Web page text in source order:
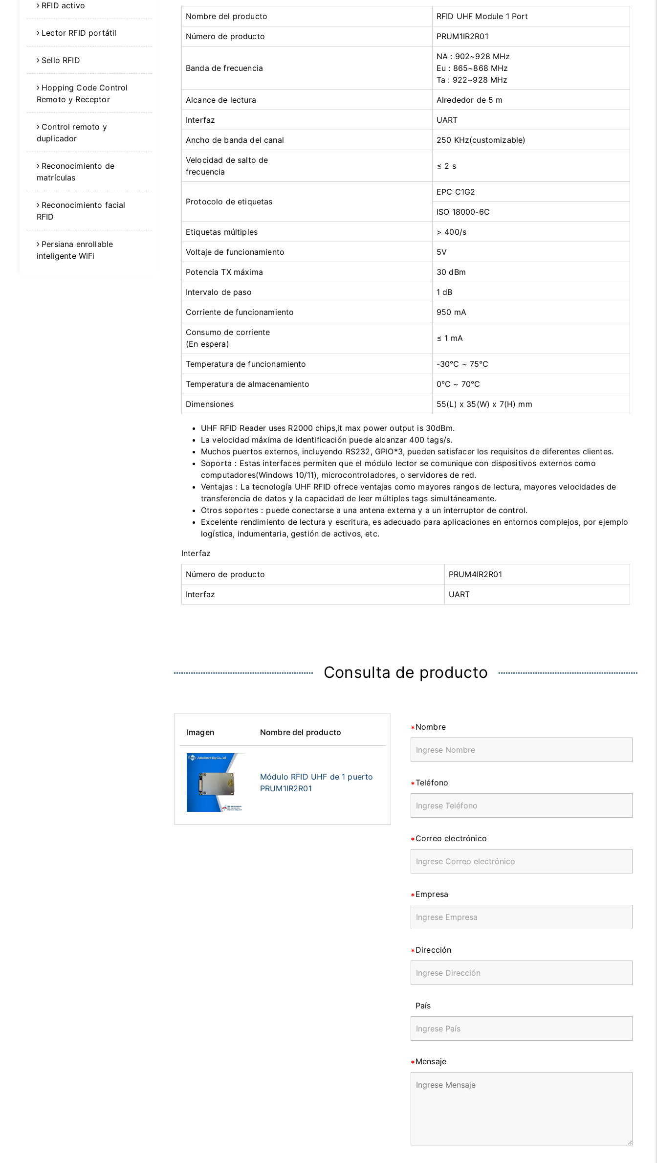
RFID activo
Lector RFID portátil
Sello RFID
Hopping Code Control
Remoto y Receptor
Control remoto y
duplicador
Reconocimiento de
matrículas
Reconocimiento facial
RFID
Persiana enrollable
inteligente WiFi
Nombre del producto RFID UHF Module 1 Port
Número de producto PRUM1IR2R01
Banda de frecuencia
NA : 902~928 MHz
Eu : 865~868 MHz
Ta : 922~928 MHz
Alcance de lectura Alrededor de 5 m
Interfaz UART
Ancho de banda del canal 250 KHz(customizable)
Velocidad de salto de
frecuencia
≤ 2 s
Protocolo de etiquetas
EPC C1G2
ISO 18000-6C
Etiquetas múltiples > 400/s
Voltaje de funcionamiento 5V
Potencia TX máxima 30 dBm
Intervalo de paso 1 dB
Corriente de funcionamiento 950 mA
Consumo de corriente
(En espera)
≤ 1 mA
Temperatura de funcionamiento -30℃ ~ 75℃
Temperatura de almacenamiento 0℃ ~ 70℃
Dimensiones 55(L) x 35(W) x 7(H) mm
UHF RFID Reader uses R2000 chips,it max power output is 30dBm.
La velocidad máxima de identificación puede alcanzar 400 tags/s.
Muchos puertos externos, incluyendo RS232, GPIO*3, pueden satisfacer los requisitos de diferentes clientes.
Soporta：Estas interfaces permiten que el módulo lector se comunique con dispositivos externos como
computadores(Windows 10/11), microcontroladores, o servidores de red.
Ventajas：La tecnología UHF RFID ofrece ventajas como mayores rangos de lectura, mayores velocidades de
transferencia de datos y la capacidad de leer múltiples tags simultáneamente.
Otros soportes：puede conectarse a una antena externa y a un interruptor de control.
Excelente rendimiento de lectura y escritura, es adecuado para aplicaciones en entornos complejos, por ejemplo
logística, indumentaria, gestión de activos, etc.
Interfaz
Número de producto PRUM4IR2R01
Interfaz UART
Consulta de producto
Imagen Nombre del producto
Módulo RFID UHF de 1 puerto
PRUM1IR2R01
Nombre
Teléfono
Correo electrónico
Empresa
Dirección
País
Mensaje